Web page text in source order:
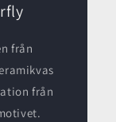
från
från